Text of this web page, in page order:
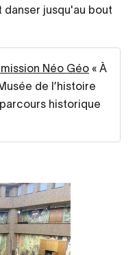
danser jusqu'au bout
Néo Géo « À
de l’histoire
historique